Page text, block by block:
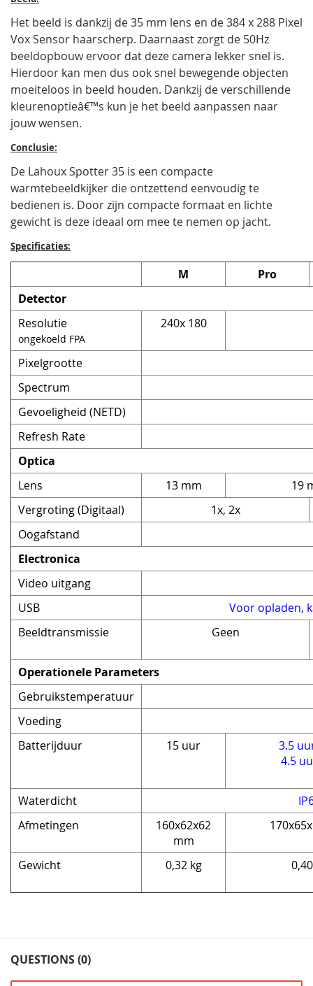
Het beeld is dankzij de 35 mm lens en de 384 x 288 Pixel
Vox Sensor haarscherp. Daarnaast zorgt de 50Hz
beeldopbouw ervoor dat deze camera lekker snel is.
Hierdoor kan men dus ook snel bewegende objecten
moeiteloos in beeld houden. Dankzij de verschillende
kleurenoptieâ€™s kun je het beeld aanpassen naar
jouw wensen.
Conclusie:
De Lahoux Spotter 35 is een compacte
warmtebeeldkijker die ontzettend eenvoudig te
bedienen is. Door zijn compacte formaat en lichte
gewicht is deze ideaal om mee te nemen op jacht.
Specificaties:
M
Pro
Detector
Resolutie
ongekoeld FPA
240x 180
Pixelgrootte
Spectrum
Gevoeligheid (NETD)
Refresh Rate
Optica
Lens
13 mm
19
Vergroting (Digitaal)
1x, 2x
Oogafstand
Electronica
Video uitgang
USB
Voor opladen,
Beeldtransmissie
Geen
Operationele Parameters
Gebruikstemperatuur
Voeding
Batterijduur
15 uur
3.5
4.5
Waterdicht
Afmetingen
160x62x62
mm
Gewicht 0,32 kg
QUESTIONS (0)